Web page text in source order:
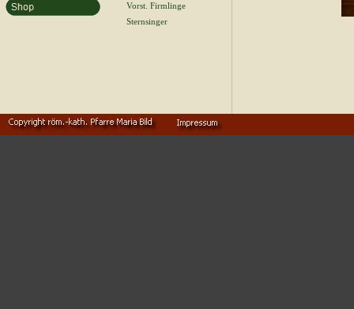
Vorst. Firmlinge
Sternsinger